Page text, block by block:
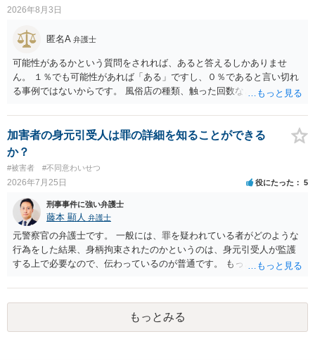
2026年8月3日
匿名A 弁護士
可能性があるかという質問をされれば、あると答えるしかありませ
ん。 １％でも可能性があれば「ある」ですし、０％であると言い切れ
る事例ではないからです。 風俗店の種類、触った回数などによるでし
う。 ただ、要注意の客であるとは認識されているかもしれません。
加害者の身元引受人は罪の詳細を知ることができる
か？
#被害者 #不同意わいせつ
2026年7月25日 役にたった 5
刑事事件に強い弁護士
藤本 顯人 弁護士
元警察官の弁護士です。 一般には、罪を疑われている者がどのような
行為をした結果、身柄拘束されたのかというのは、身元引受人が監護
する上で必要なので、伝わっているのが普通です。 もっとも、事実関
いたり、省略されていることもありうるかなとは思います。
もっとみる